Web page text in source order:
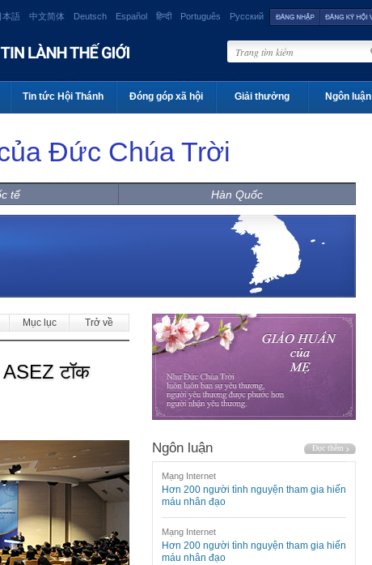
本語 中文简体 Deutsch Español हिन्दी Português Русский
Tin tức Hội Thánh Đóng góp xã hội Giải thưởng Ngôn luận
Đức Chúa Trời
tế Hàn Quốc
Mục lục Trở về
ASEZ टॉक
Ngôn luận
Mạng Internet
Hơn 200 người tình nguyện tham gia hiến
máu nhân đạo
Mạng Internet
Hơn 200 người tình nguyện tham gia hiến
máu nhân đạo